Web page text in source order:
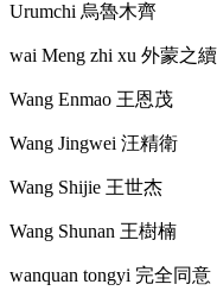
Urumchi 烏魯木齊
wai Meng zhi xu 外蒙之續
Wang Enmao 王恩茂
Wang Jingwei 汪精衛
Wang Shijie 王世杰
Wang Shunan 王樹楠
wanquan tongyi 完全同意